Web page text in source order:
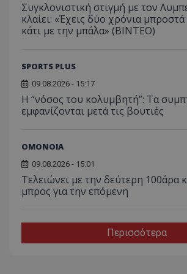
Συγκλονιστική στιγμή με τον
κλαίει: «Έχεις δύο χρόνια
κάτι με την μπάλα» (ΒΙΝΤΕΟ)
SPORTS PLUS
09.08.2026 - 15:17
Η “νόσος του κολυμβητή”: Τα
εμφανίζονται μετά τις βουτιές
ΟΜΟΝΟΙΑ
09.08.2026 - 15:01
Τελειώνει με την δεύτερη 100άρα
μπρος για την επόμενη
Περισσότερα